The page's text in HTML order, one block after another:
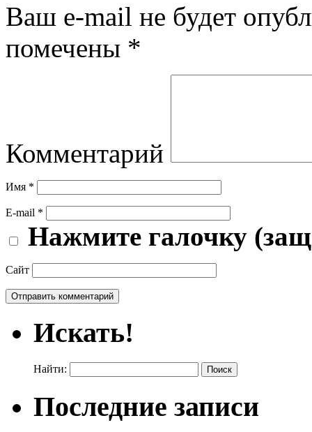
Ваш e-mail не будет
помечены *
Комментарий
Имя *
E-mail *
Нажмите галочку
Сайт
Искать!
Найти:
Последние записи